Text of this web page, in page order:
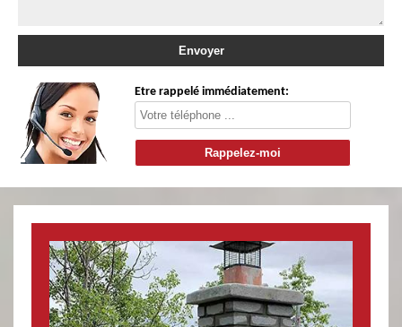
Etre rappelé immédiatement: